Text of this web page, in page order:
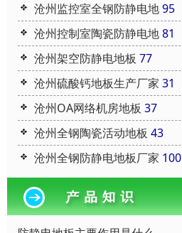
沧州监控室全钢防静电地95
沧州控制室陶瓷防静电地81
沧州架空防静电地板 77
沧州硫酸钙地板生产厂家 31
沧州OA网络机房地板 37
沧州全钢陶瓷活动地板 43
沧州全钢防静电地板厂家 100